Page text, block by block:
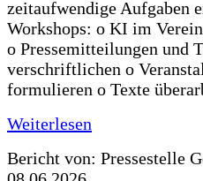
zeitaufwendige Aufgaben
Workshops: o KI im
o Pressemitteilungen und
verschriftlichen o
formulieren o Texte
Weiterlesen
Bericht von: Pressestelle